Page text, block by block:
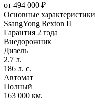
от 494 000 ₽
Основные характеристики
SsangYong Rexton II
Гарантия 2 года
Внедорожник
Дизель
2.7 л.
186 л. с.
Автомат
Полный
163 000 км.